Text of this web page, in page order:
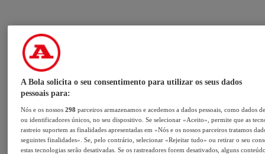
A Bola solicita o seu consentimento para utilizar os seus dados
pessoais para:
Nós e os nossos298 parceiros armazenamos e acedemos a dados pessoais, como dados
ou identificadores únicos, no seu dispositivo. Se selecionar «Aceito», permite que as
rastreio suportem as finalidades apresentadas em «Nós e os nossos parceiros tratamos
seguintes finalidades». Se, pelo contrário, selecionar «Rejeitar tudo» ou retirar o seu
estas tecnologias serão desativadas. Se os rastreadores forem desativados, alguns